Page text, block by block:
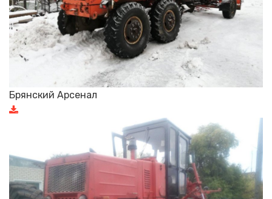
Брянский Арсенал